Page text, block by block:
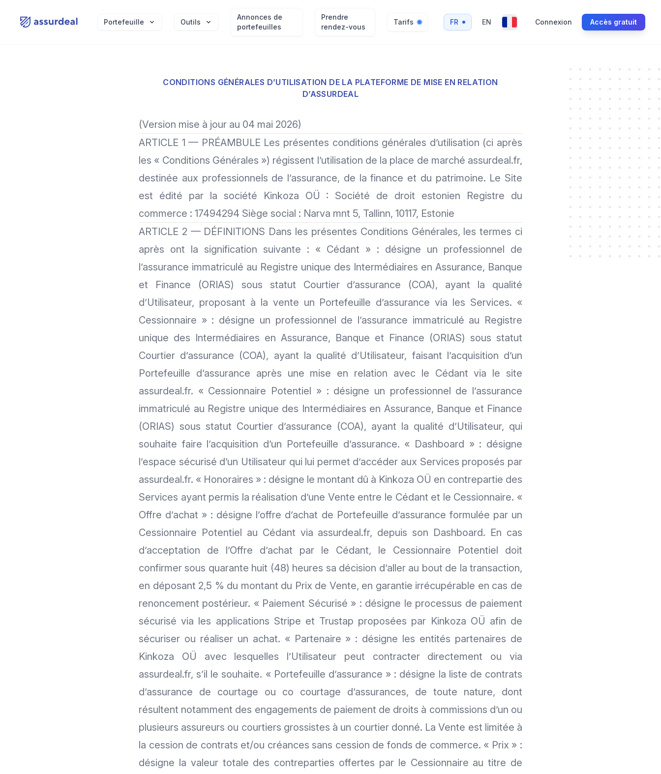
assurdeal Portefeuille Outils
Annonces de
portefeuilles
Prendre
rendez-vous
Tarifs FR EN Connexion Accès gratuit
CONDITIONS GÉNÉRALES D’UTILISATION DE LA PLATEFORME DE MISE EN RELATION
D’ASSURDEAL
(Version mise à jour au 04 mai 2026)
ARTICLE 1 — PRÉAMBULE Les présentes conditions générales d’utilisation (ci après
les « Conditions Générales ») régissent l’utilisation de la place de marché assurdeal.fr,
destinée aux professionnels de l’assurance, de la finance et du patrimoine. Le Site
est édité par la société Kinkoza OÜ : Société de droit estonien Registre du
commerce : 17494294 Siège social : Narva mnt 5, Tallinn, 10117, Estonie
ARTICLE 2 — DÉFINITIONS Dans les présentes Conditions Générales, les termes ci
après ont la signification suivante : « Cédant » : désigne un professionnel de
l’assurance immatriculé au Registre unique des Intermédiaires en Assurance, Banque
et Finance (ORIAS) sous statut Courtier d’assurance (COA), ayant la qualité
d’Utilisateur, proposant à la vente un Portefeuille d’assurance via les Services. «
Cessionnaire » : désigne un professionnel de l’assurance immatriculé au Registre
unique des Intermédiaires en Assurance, Banque et Finance (ORIAS) sous statut
Courtier d’assurance (COA), ayant la qualité d’Utilisateur, faisant l’acquisition d’un
Portefeuille d’assurance après une mise en relation avec le Cédant via le site
assurdeal.fr. « Cessionnaire Potentiel » : désigne un professionnel de l’assurance
immatriculé au Registre unique des Intermédiaires en Assurance, Banque et Finance
(ORIAS) sous statut Courtier d’assurance (COA), ayant la qualité d’Utilisateur, qui
souhaite faire l’acquisition d’un Portefeuille d’assurance. « Dashboard » : désigne
l’espace sécurisé d’un Utilisateur qui lui permet d’accéder aux Services proposés par
assurdeal.fr. « Honoraires » : désigne le montant dû à Kinkoza OÜ en contrepartie des
Services ayant permis la réalisation d’une Vente entre le Cédant et le Cessionnaire. «
Offre d’achat » : désigne l’offre d’achat de Portefeuille d’assurance formulée par un
Cessionnaire Potentiel au Cédant via assurdeal.fr, depuis son Dashboard. En cas
d’acceptation de l’Offre d’achat par le Cédant, le Cessionnaire Potentiel doit
confirmer sous quarante huit (48) heures sa décision d’aller au bout de la transaction,
en déposant 2,5 % du montant du Prix de Vente, en garantie irrécupérable en cas de
renoncement postérieur. « Paiement Sécurisé » : désigne le processus de paiement
sécurisé via les applications Stripe et Trustap proposées par Kinkoza OÜ afin de
sécuriser ou réaliser un achat. « Partenaire » : désigne les entités partenaires de
Kinkoza OÜ avec lesquelles l’Utilisateur peut contracter directement ou via
assurdeal.fr, s’il le souhaite. « Portefeuille d’assurance » : désigne la liste de contrats
d’assurance de courtage ou co courtage d’assurances, de toute nature, dont
résultent notamment des engagements de paiement de droits à commissions d’un ou
plusieurs assureurs ou courtiers grossistes à un courtier donné. La Vente est limitée à
la cession de contrats et/ou créances sans cession de fonds de commerce. « Prix » :
désigne la valeur totale des contreparties offertes par le Cessionnaire au titre de